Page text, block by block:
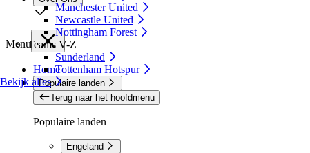
Manchester United
Newcastle United
Nottingham Forest
Teams V-Z
Sunderland
Tottenham Hotspur
Bekijk alles
Menu
Home
Populaire landen
Terug naar het hoofdmenu
Populaire landen
Engeland